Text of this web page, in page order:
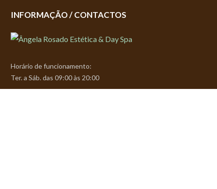
INFORMAÇÃO / CONTACTOS
Horário de funcionamento:
Ter. a Sáb. das 09:00 às 20:00